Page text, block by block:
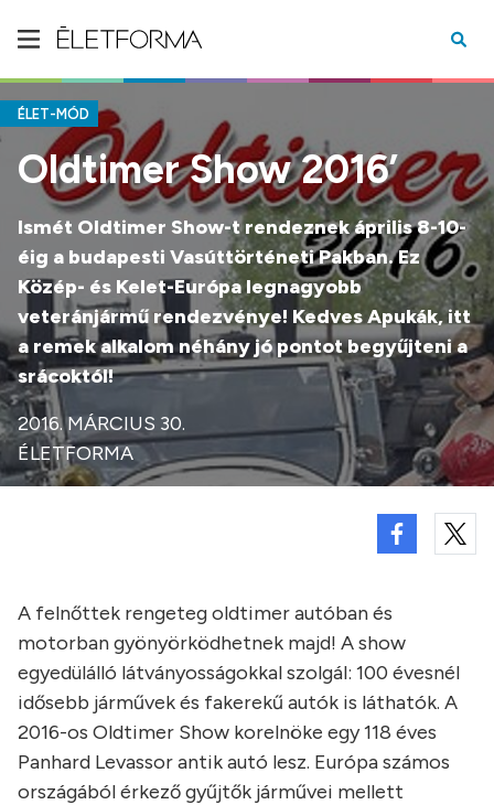
ÉLET-MÓD
Oldtimer Show 2016’
Ismét Oldtimer Show-t rendeznek április 8-10-
éig a budapesti Vasúttörténeti Pakban. Ez
Közép- és Kelet-Európa legnagyobb
veteránjármű rendezvénye! Kedves Apukák, itt
a remek alkalom néhány jó pontot begyűjteni a
srácoktól!
2016. MÁRCIUS 30.
ÉLETFORMA
A felnőttek rengeteg oldtimer autóban és
motorban gyönyörködhetnek majd! A show
egyedülálló látványosságokkal szolgál: 100 évesnél
idősebb járművek és fakerekű autók is láthatók. A
2016-os Oldtimer Show korelnöke egy 118 éves
Panhard Levassor antik autó lesz. Európa számos
országából érkező gyűjtők járművei mellett